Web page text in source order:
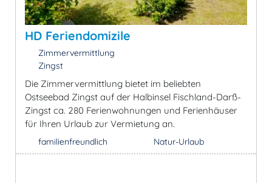
HD Feriendomizile
Zimmervermittlung
Zingst
Die Zimmervermittlung bietet im beliebten
Ostseebad Zingst auf der Halbinsel Fischland-Darß-
Zingst ca. 280 Ferienwohnungen und Ferienhäuser
für Ihren Urlaub zur Vermietung an.
familienfreundlich Natur-Urlaub